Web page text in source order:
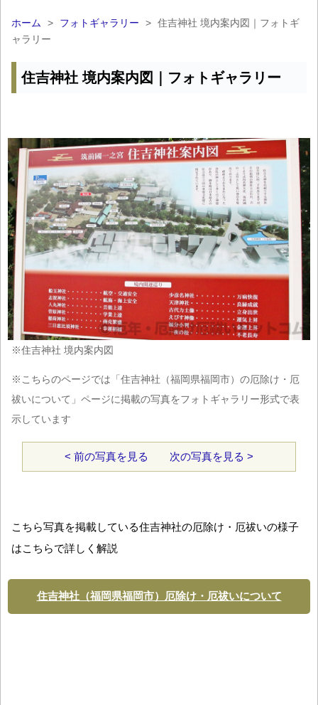
ホーム > フォトギャラリー > 住吉神社 境内案内図｜フォトギ
ャラリー
住吉神社 境内案内図｜フォトギャラリー
※住吉神社 境内案内図
※こちらのページでは「住吉神社（福岡県福岡市）の厄除け・厄
祓いについて」ページに掲載の写真をフォトギャラリー形式で表
示しています
< 前の写真を見る 次の写真を見る >
こちら写真を掲載している住吉神社の厄除け・厄祓いの様子
はこちらで詳しく解説
住吉神社（福岡県福岡市）厄除け・厄祓いについて